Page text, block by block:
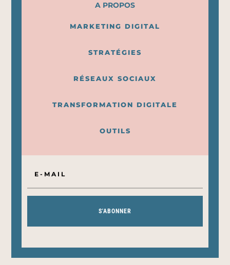
A PROPOS
MARKETING DIGITAL
STRATÉGIES
RÉSEAUX SOCIAUX
TRANSFORMATION DIGITALE
OUTILS
S'ABONNER